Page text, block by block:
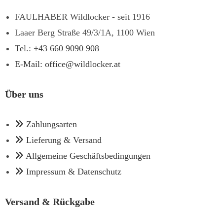
FAULHABER Wildlocker - seit 1916
Laaer Berg Straße 49/3/1A, 1100 Wien
Tel.: +43 660 9090 908
E-Mail: office@wildlocker.at
Über uns
Zahlungsarten
Lieferung & Versand
Allgemeine Geschäftsbedingungen
Impressum & Datenschutz
Versand & Rückgabe